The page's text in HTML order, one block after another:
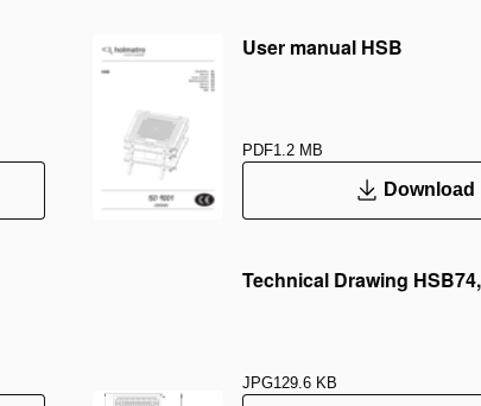
User manual HSB
PDF1.2 MB
Download
Technical Drawing
JPG129.6 KB